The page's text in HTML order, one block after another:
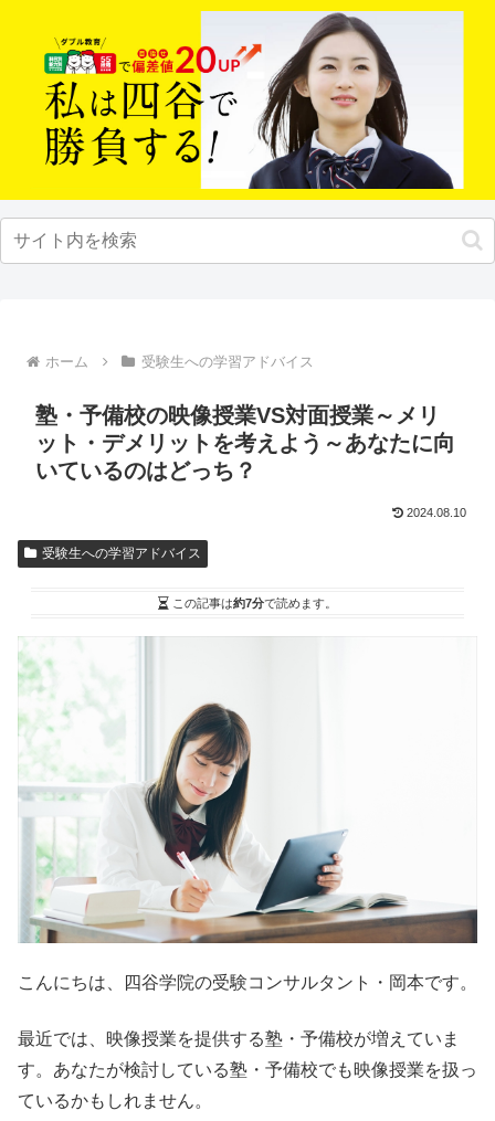
ホーム 受験生への学習アドバイス
塾・予備校の映像授業VS対面授業～メリ
ット・デメリットを考えよう～あなたに向
いているのはどっち？
2024.08.10
受験生への学習アドバイス
この記事は約7分で読めます。
こんにちは、四谷学院の受験コンサルタント・岡本です。
最近では、映像授業を提供する塾・予備校が増えていま
す。あなたが検討している塾・予備校でも映像授業を扱っ
ているかもしれません。